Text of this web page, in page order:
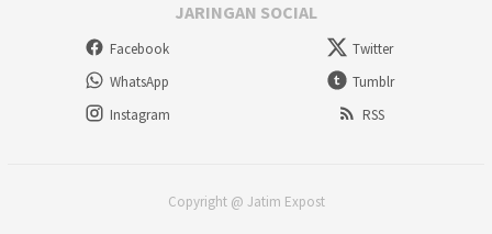
JARINGAN SOCIAL
Facebook
Twitter
WhatsApp
Tumblr
Instagram
RSS
Copyright @ Jatim Expost